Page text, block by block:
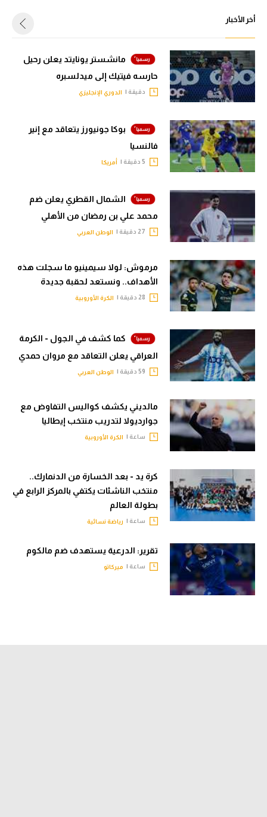
أخر الأخبار
مانشستر يونايتد يعلن رحيل
حارسه فيتيك إلى ميدلسبره
دقيقة | الدوري الإنجليزي
بوكا جونيورز يتعاقد مع إنير
فالنسيا
أمريكا
الشمال القطري يعلن ضم
محمد علي بن رمضان من الأهلي
الوطن العربي
مرموش: لولا سيمينيو ما سجلت هذه
الأهداف.. ونستعد لحقبة جديدة
الكرة الأوروبية
كما كشف في الجول - الكرمة
العراقي يعلن التعاقد مع مروان حمدي
الوطن العربي
مالديني يكشف كواليس التفاوض مع
جوارديولا لتدريب منتخب إيطاليا
ساعة | الكرة الأوروبية
كرة يد - بعد الخسارة من الدنمارك..
منتخب الناشئات يكتفي بالمركز الرابع في
بطولة العالم
ساعة | رياضة نسائية
تقرير: الدرعية يستهدف ضم مالكوم
ساعة | ميركاتو